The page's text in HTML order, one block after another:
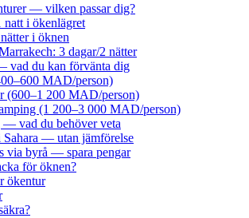
— vilken passar dig?
natt i ökenlägret
i öknen
3 dagar/2 nätter
vad du kan förvänta dig
MAD/person)
(600–1 200 MAD/person)
(1 200–3 000 MAD/person)
vad du behöver veta
Sahara — utan jämförelse
via byrå — spara pengar
för öknen?
ökentur